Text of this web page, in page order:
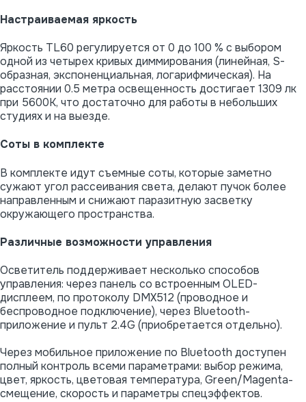
Настраиваемая яркость
Яркость TL60 регулируется от 0 до 100 % с выбором
одной из четырех кривых диммирования (линейная, S-
образная, экспоненциальная, логарифмическая). На
расстоянии 0.5 метра освещенность достигает 1309 лк
при 5600K, что достаточно для работы в небольших
студиях и на выезде.
Соты в комплекте
В комплекте идут съемные соты, которые заметно
сужают угол рассеивания света, делают пучок более
направленным и снижают паразитную засветку
окружающего пространства.
Различные возможности управления
Осветитель поддерживает несколько способов
управления: через панель со встроенным OLED-
дисплеем, по протоколу DMX512 (проводное и
беспроводное подключение), через Bluetooth-
приложение и пульт 2.4G (приобретается отдельно).
Через мобильное приложение по Bluetooth доступен
полный контроль всеми параметрами: выбор режима,
цвет, яркость, цветовая температура, Green/Magenta-
смещение, скорость и параметры спецэффектов.